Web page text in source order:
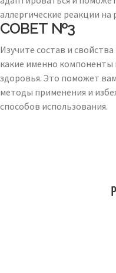
аллергические реакции на
СОВЕТ №3
Изучите состав и
какие именно компоненты
здоровья. Это поможет
методы применения и
способов использования.